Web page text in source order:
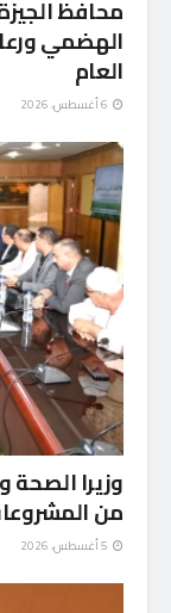
محافظ
الهضمي
العام
وزيرا الصحة
من